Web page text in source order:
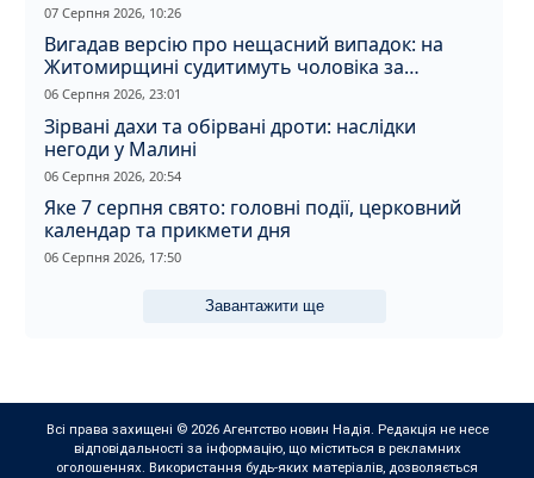
07 Серпня 2026, 10:26
Вигадав версію про нещасний випадок: на
Житомирщині судитимуть чоловіка за
вбивство співмешканки
06 Серпня 2026, 23:01
Зірвані дахи та обірвані дроти: наслідки
негоди у Малині
06 Серпня 2026, 20:54
Яке 7 серпня свято: головні події, церковний
календар та прикмети дня
06 Серпня 2026, 17:50
Завантажити ще
Всі права захищені © 2026 Агентство новин Надія. Редакція не несе
відповідальності за інформацію, що міститься в рекламних
оголошеннях. Використання будь-яких матеріалів, дозволяється